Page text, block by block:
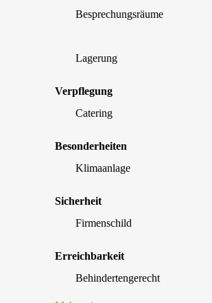
Besprechungsräume
Lagerung
Verpflegung
Catering
Besonderheiten
Klimaanlage
Sicherheit
Firmenschild
Erreichbarkeit
Behindertengerecht